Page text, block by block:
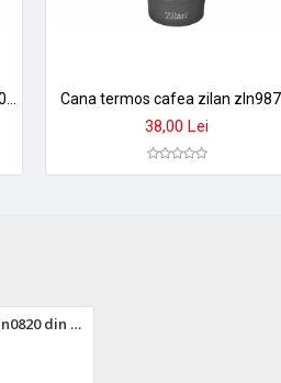
Cana termos cafea floria zln9970 - 380ml, inox, pereti dubli, mentine temperatura 8h
38,00 Lei
Sticla termos zilan zln0820 din inox - 500ml, mentine cald 18h si rece 24h